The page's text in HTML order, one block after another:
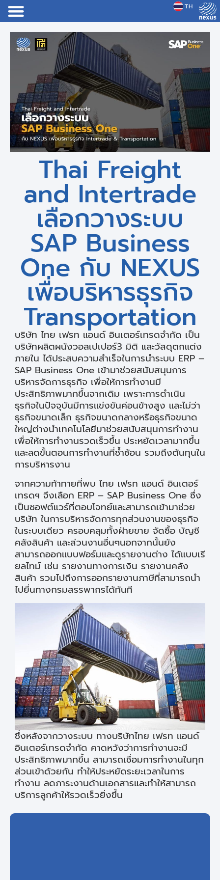
TH
JP
Thai Freight
and Intertrade
เลือกวางระบบ
SAP Business
One กับ NEXUS
เพื่อบริหารธุรกิจ
Transportation
บริษัท ไทย เฟรท แอนด์ อินเตอร์เทรดจำกัด เป็น
บริษัทผลิตผนังวอลเปเปอร์3 มิติ และวัสดุตกแต่ง
ภายใน ได้ประสบความสำเร็จในการนำระบบ ERP –
SAP Business One เข้ามาช่วยสนับสนุนการ
บริหารจัดการธุรกิจ เพื่อให้การทำงานมี
ประสิทธิภาพมากขึ้นจากเดิม เพราะการดำเนิน
ธุรกิจในปัจจุบันมีการแข่งขันค่อนข้างสูง และไม่ว่า
ธุรกิจขนาดเล็ก ธุรกิจขนาดกลางหรือธุรกิจขนาด
ใหญ่ต่างนำเทคโนโลยีมาช่วยสนับสนุนการทำงาน
เพื่อให้การทำงานรวดเร็วขึ้น ประหยัดเวลามากขึ้น
และลดขั้นตอนการทำงานที่ซ้ำซ้อน รวมถึงต้นทุนใน
การบริหารงาน
จากความท้าทายที่พบ ไทย เฟรท แอนด์ อินเตอร์
เทรดฯ จึงเลือก ERP – SAP Business One ซึ่ง
เป็นซอฟต์แวร์ที่ตอบโจทย์และสามารถเข้ามาช่วย
บริษัท ในการบริหารจัดการทุกส่วนงานของธุรกิจ
ในระบบเดียว ครอบคลุมทั้งฝ่ายขาย จัดซื้อ บัญชี
คลังสินค้า และส่วนงานอื่นๆนอกจากนั้นยัง
สามารถออกแบบฟอร์มและดูรายงานต่าง ได้แบบเรี
ยลไทม์ เช่น รายงานทางการเงิน รายงานคลัง
สินค้า รวมไปถึงการออกรายงานภาษีที่สามารถนำ
ไปยื่นทางกรมสรรพากรได้ทันที
ซึ่งหลังจากวางระบบ ทางบริษัทไทย เฟรท แอนด์
อินเตอร์เทรดจำกัด คาดหวังว่าการทำงานจะมี
ประสิทธิภาพมากขึ้น สามารถเชื่อมการทำงานในทุก
ส่วนเข้าด้วยกัน ทำให้ประหยัดระยะเวลาในการ
ทำงาน ลดภาระงานด้านเอกสารและทำให้สามารถ
บริการลูกค้าให้รวดเร็วยิ่งขึ้น